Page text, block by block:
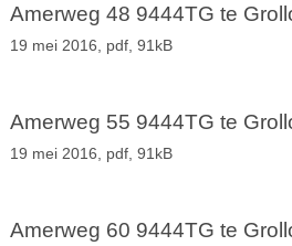
Amerweg 48 9444TG te
19 mei 2016, pdf, 91kB
Amerweg 55 9444TG te
19 mei 2016, pdf, 91kB
Amerweg 60 9444TG te